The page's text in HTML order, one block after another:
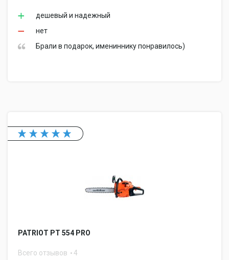
дешевый и надежный
нет
Брали в подарок, имениннику понравилось)
PATRIOT РТ 554 PRO
Всего отзывов 4